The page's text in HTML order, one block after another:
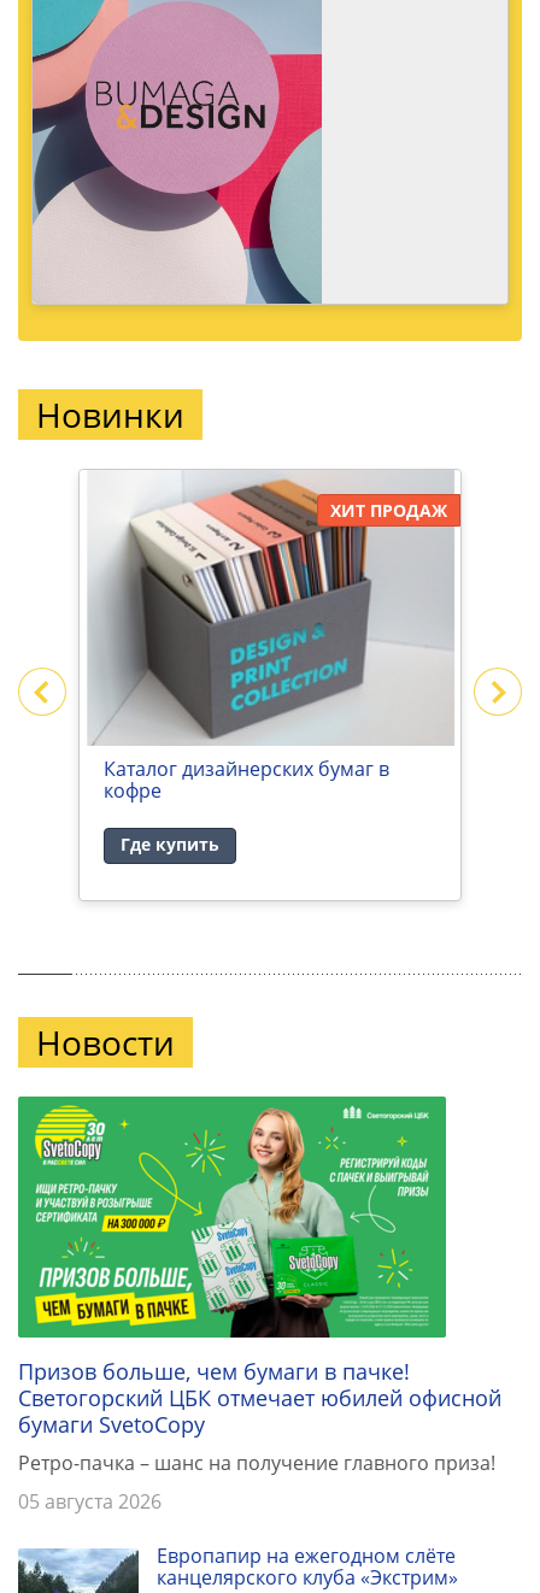
Новинки
ХИТ ПРОДАЖ
Каталог дизайнерских бумаг в
кофре
Где купить
Новости
Призов больше, чем бумаги в пачке!
Светогорский ЦБК отмечает юбилей офисной
бумаги SvetoCopy
Ретро-пачка – шанс на получение главного приза!
05 августа 2026
Европапир на ежегодном слёте
канцелярского клуба «Экстрим»